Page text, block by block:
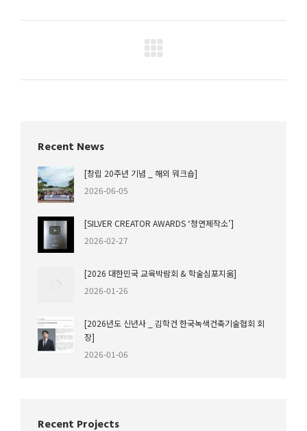
Facebook
X
Recent News
[창립 20주년 기념 _ 해외 워크숍]
2026-06-05
[SILVER CREATOR AWARDS ‘청연제작소’]
2026-02-27
[2026 대한민국 교육박람회 & 학술심포지움]
2026-01-26
[2026년도 신년사 _ 김학건 한국녹색건축기술협회 회
장]
2026-01-06
Recent Projects